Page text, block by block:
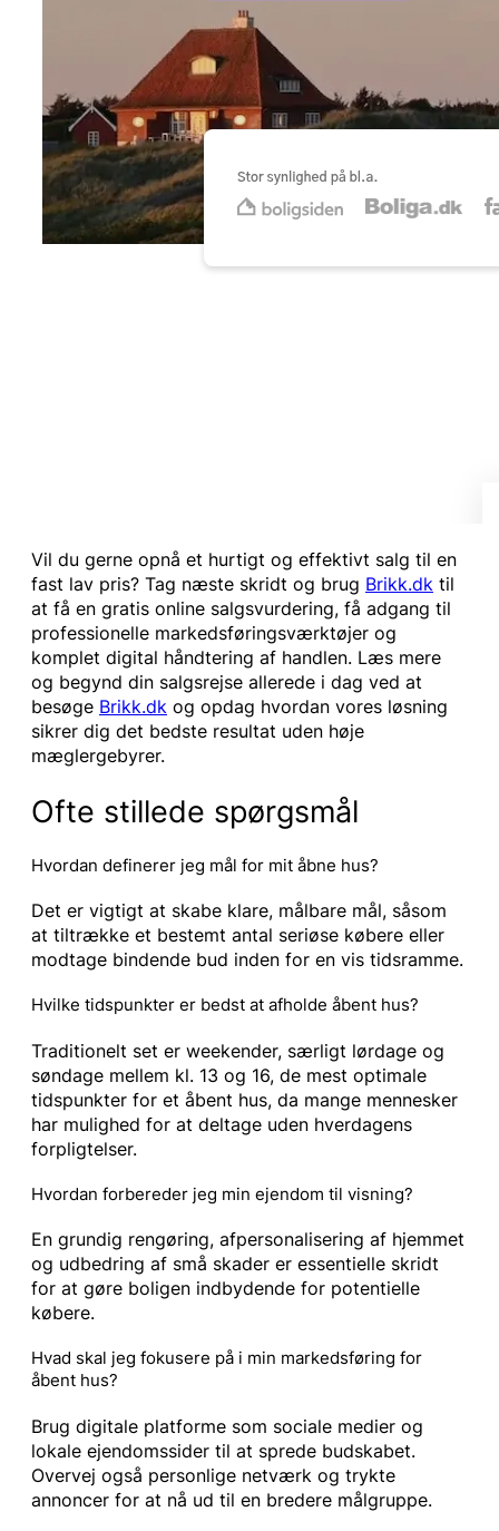
Vil du gerne opnå et hurtigt og effektivt salg til en
fast lav pris? Tag næste skridt og brug Brikk.dk til
at få en gratis online salgsvurdering, få adgang til
professionelle markedsføringsværktøjer og
komplet digital håndtering af handlen. Læs mere
og begynd din salgsrejse allerede i dag ved at
besøge Brikk.dk og opdag hvordan vores løsning
sikrer dig det bedste resultat uden høje
mæglergebyrer.
Ofte stillede spørgsmål
Hvordan definerer jeg mål for mit åbne hus?
Det er vigtigt at skabe klare, målbare mål, såsom
at tiltrække et bestemt antal seriøse købere eller
modtage bindende bud inden for en vis tidsramme.
Hvilke tidspunkter er bedst at afholde åbent hus?
Traditionelt set er weekender, særligt lørdage og
søndage mellem kl. 13 og 16, de mest optimale
tidspunkter for et åbent hus, da mange mennesker
har mulighed for at deltage uden hverdagens
forpligtelser.
Hvordan forbereder jeg min ejendom til visning?
En grundig rengøring, afpersonalisering af hjemmet
og udbedring af små skader er essentielle skridt
for at gøre boligen indbydende for potentielle
købere.
Hvad skal jeg fokusere på i min markedsføring for
åbent hus?
Brug digitale platforme som sociale medier og
lokale ejendomssider til at sprede budskabet.
Overvej også personlige netværk og trykte
annoncer for at nå ud til en bredere målgruppe.